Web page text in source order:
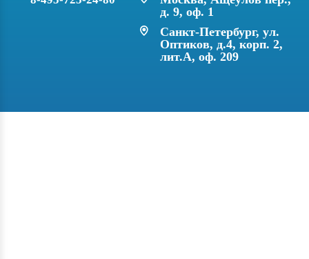
д. 9, оф. 1
Санкт-Петербург, ул.
Оптиков, д.4, корп. 2,
лит.А, оф. 209